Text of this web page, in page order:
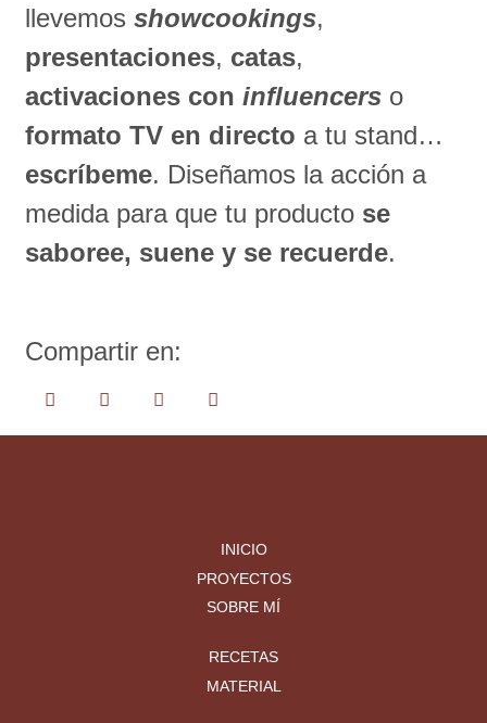
llevemosshowcookings,
presentaciones, catas,
activaciones con influencers o
formato TV en directo a tu stand…
escríbeme. Diseñamos la acción a
medida para que tu producto se
saboree, suene y se recuerde.
Compartir en:
INICIO
PROYECTOS
SOBRE MÍ
RECETAS
MATERIAL